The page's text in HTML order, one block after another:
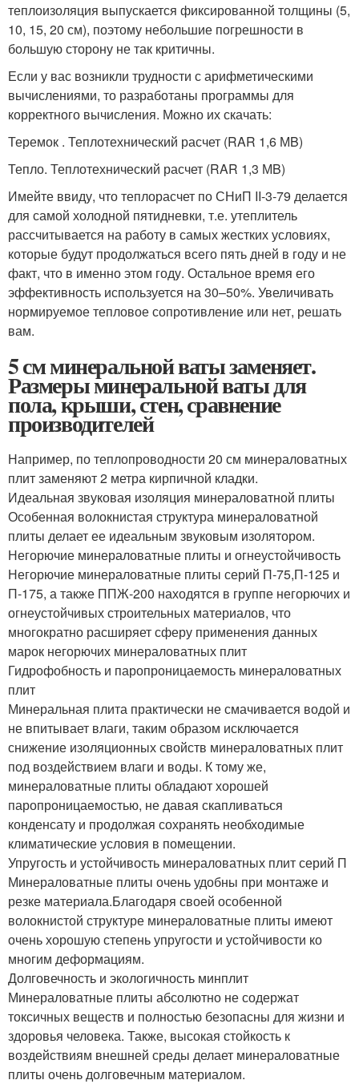
теплоизоляция выпускается фиксированной толщины (5,
10, 15, 20 см), поэтому небольшие погрешности в
большую сторону не так критичны.
Если у вас возникли трудности с арифметическими
вычислениями, то разработаны программы для
корректного вычисления. Можно их скачать:
Теремок . Теплотехнический расчет (RAR 1,6 МB)
Тепло. Теплотехнический расчет (RAR 1,3 МB)
Имейте ввиду, что теплорасчет по СНиП II-3-79 делается
для самой холодной пятидневки, т.е. утеплитель
рассчитывается на работу в самых жестких условиях,
которые будут продолжаться всего пять дней в году и не
факт, что в именно этом году. Остальное время его
эффективность используется на 30–50%. Увеличивать
нормируемое тепловое сопротивление или нет, решать
вам.
5 см минеральной ваты заменяет.
Размеры минеральной ваты для
пола, крыши, стен, сравнение
производителей
Например, по теплопроводности 20 см минераловатных
плит заменяют 2 метра кирпичной кладки.
Идеальная звуковая изоляция минераловатной плиты
Особенная волокнистая структура минераловатной
плиты делает ее идеальным звуковым изолятором.
Негорючие минераловатные плиты и огнеустойчивость
Негорючие минераловатные плиты серий П-75,П-125 и
П-175, а также ППЖ-200 находятся в группе негорючих и
огнеустойчивых строительных материалов, что
многократно расширяет сферу применения данных
марок негорючих минераловатных плит
Гидрофобность и паропроницаемость минераловатных
плит
Минеральная плита практически не смачивается водой и
не впитывает влаги, таким образом исключается
снижение изоляционных свойств минераловатных плит
под воздействием влаги и воды. К тому же,
минераловатные плиты обладают хорошей
паропроницаемостью, не давая скапливаться
конденсату и продолжая сохранять необходимые
климатические условия в помещении.
Упругость и устойчивость минераловатных плит серий П
Минераловатные плиты очень удобны при монтаже и
резке материала.Благодаря своей особенной
волокнистой структуре минераловатные плиты имеют
очень хорошую степень упругости и устойчивости ко
многим деформациям.
Долговечность и экологичность минплит
Минераловатные плиты абсолютно не содержат
токсичных веществ и полностью безопасны для жизни и
здоровья человека. Также, высокая стойкость к
воздействиям внешней среды делает минераловатные
плиты очень долговечным материалом.